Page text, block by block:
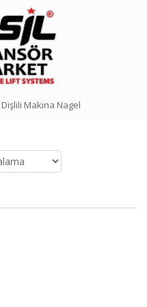
Dişlili Makina Nagel